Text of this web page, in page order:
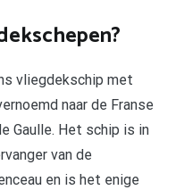
vliegdekschip met
naar de Franse
Gaulle. Het schip is in
van de
en is het enige